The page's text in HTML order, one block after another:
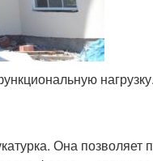
Она позволяет